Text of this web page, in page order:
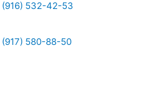
(916) 532-42-53
(917) 580-88-50